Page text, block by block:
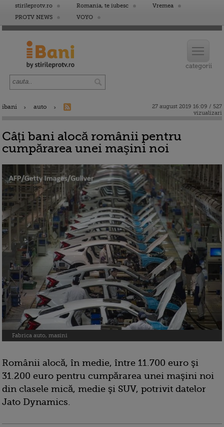
stirileprotv.ro Romania, te iubesc
Vremea
PROTV NEWS
VOYO
ibani auto
27 august 2019 16:09 / 527
vizualizari
Câți bani alocă românii pentru
cumpărarea unei maşini noi
Fabrica auto, masini
Românii alocă, în medie, între 11.700 euro şi
31.200 euro pentru cumpărarea unei maşini noi
din clasele mică, medie şi SUV, potrivit datelor
Jato Dynamics.